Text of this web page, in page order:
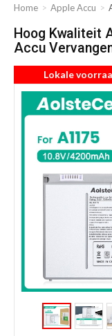
Home Apple Accu
Hoog Kwaliteit
Accu
Lokale